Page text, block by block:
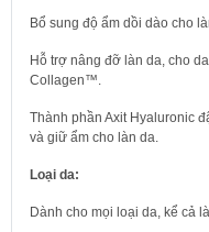
Bổ sung độ ẩm dồi dào cho
Hỗ trợ nâng đỡ làn da, cho
Collagen™.
Thành phần Axit Hyaluronic
và giữ ẩm cho làn da.
Loại da:
Dành cho mọi loại da, kể cả